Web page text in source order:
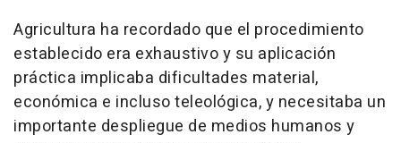
Agricultura ha recordado que el procedimiento
establecido era exhaustivo y su aplicación
práctica implicaba dificultades material,
económica e incluso teleológica, y necesitaba un
importante despliegue de medios humanos y